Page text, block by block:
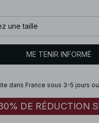
une taille
ME TENIR INFORMÉ
dans France sous 3-5 jours
DE RÉDUCTION